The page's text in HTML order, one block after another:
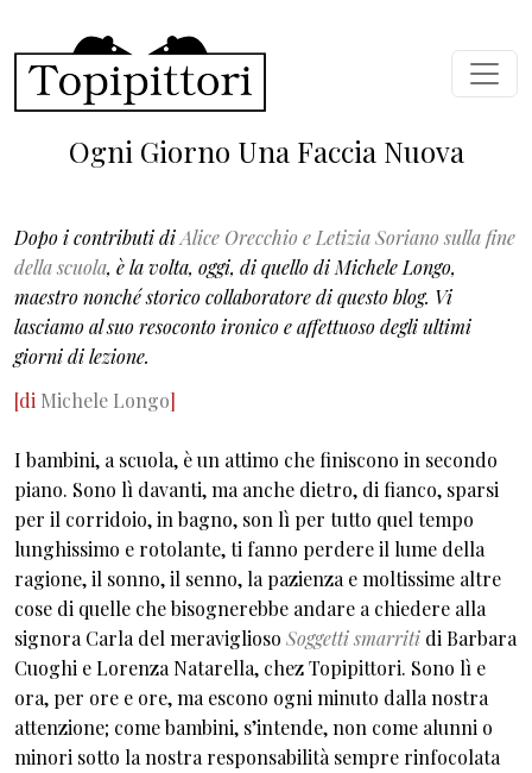
Ogni Giorno Una Faccia Nuova
Dopo i contributi diAlice Orecchio e Letizia Soriano sulla fine
della scuola, è la volta, oggi, di quello di Michele Longo,
maestro nonché storico collaboratore di questo blog. Vi
lasciamo al suo resoconto ironico e affettuoso degli ultimi
giorni di lezione.
[di Michele Longo]
I bambini, a scuola, è un attimo che finiscono in secondo
piano. Sono lì davanti, ma anche dietro, di fianco, sparsi
per il corridoio, in bagno, son lì per tutto quel tempo
lunghissimo e rotolante, ti fanno perdere il lume della
ragione, il sonno, il senno, la pazienza e moltissime altre
cose di quelle che bisognerebbe andare a chiedere alla
signora Carla del meraviglioso Soggetti smarriti di Barbara
Cuoghi e Lorenza Natarella, chez Topipittori. Sono lì e
ora, per ore e ore, ma escono ogni minuto dalla nostra
attenzione; come bambini, s’intende, non come alunni o
minori sotto la nostra responsabilità sempre rinfocolata